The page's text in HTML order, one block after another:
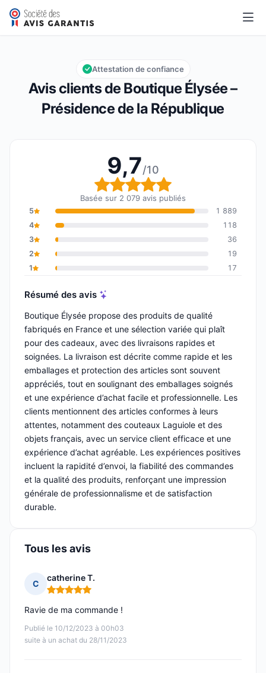
Note globale : 9,7 sur 10
9,7/10
Avis clients de Boutique Élysée –
Présidence de la République
Attestation de confiance
9,7/10
Note globale : 9,7 sur
Basée sur 2 079 avis publiés
5
1 889
4
118
3
36
2
19
1
17
Résumé des avis
Boutique Élysée propose des produits de qualité
fabriqués en France et une sélection variée qui plaît
pour des cadeaux, avec des livraisons rapides et
soignées. La livraison est décrite comme rapide et les
emballages et protection des articles sont souvent
appréciés, tout en soulignant des emballages soignés
et une expérience d’achat facile et professionnelle. Les
clients mentionnent des articles conformes à leurs
attentes, notamment des couteaux Laguiole et des
objets français, avec un service client efficace et une
expérience d’achat agréable. Les expériences positives
incluent la rapidité d’envoi, la fiabilité des commandes
et la qualité des produits, renforçant une impression
générale de professionnalisme et de satisfaction
durable.
Tous les avis
C
catherine T.
Note : 5 sur 5
Publié le 10/12/2023 à 00h03
suite à un achat du 28/11/2023
Ravie de ma commande !